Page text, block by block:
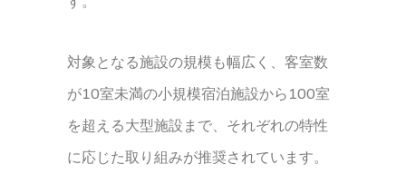
対象となる施設の規模も幅広く、客室数
が10室未満の小規模宿泊施設から100室
を超える大型施設まで、それぞれの特性
に応じた取り組みが推奨されています。